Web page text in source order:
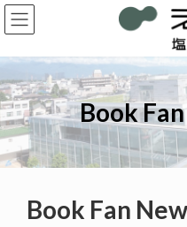
コ
ン
ン
ツ
へ
ス
キ
ッ
プ
ナ
ビ
ー
シ
ョ
ン
に
移
動
Book
Book Fan